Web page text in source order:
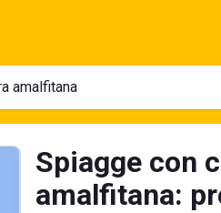
Spiagge con
amalfitana: